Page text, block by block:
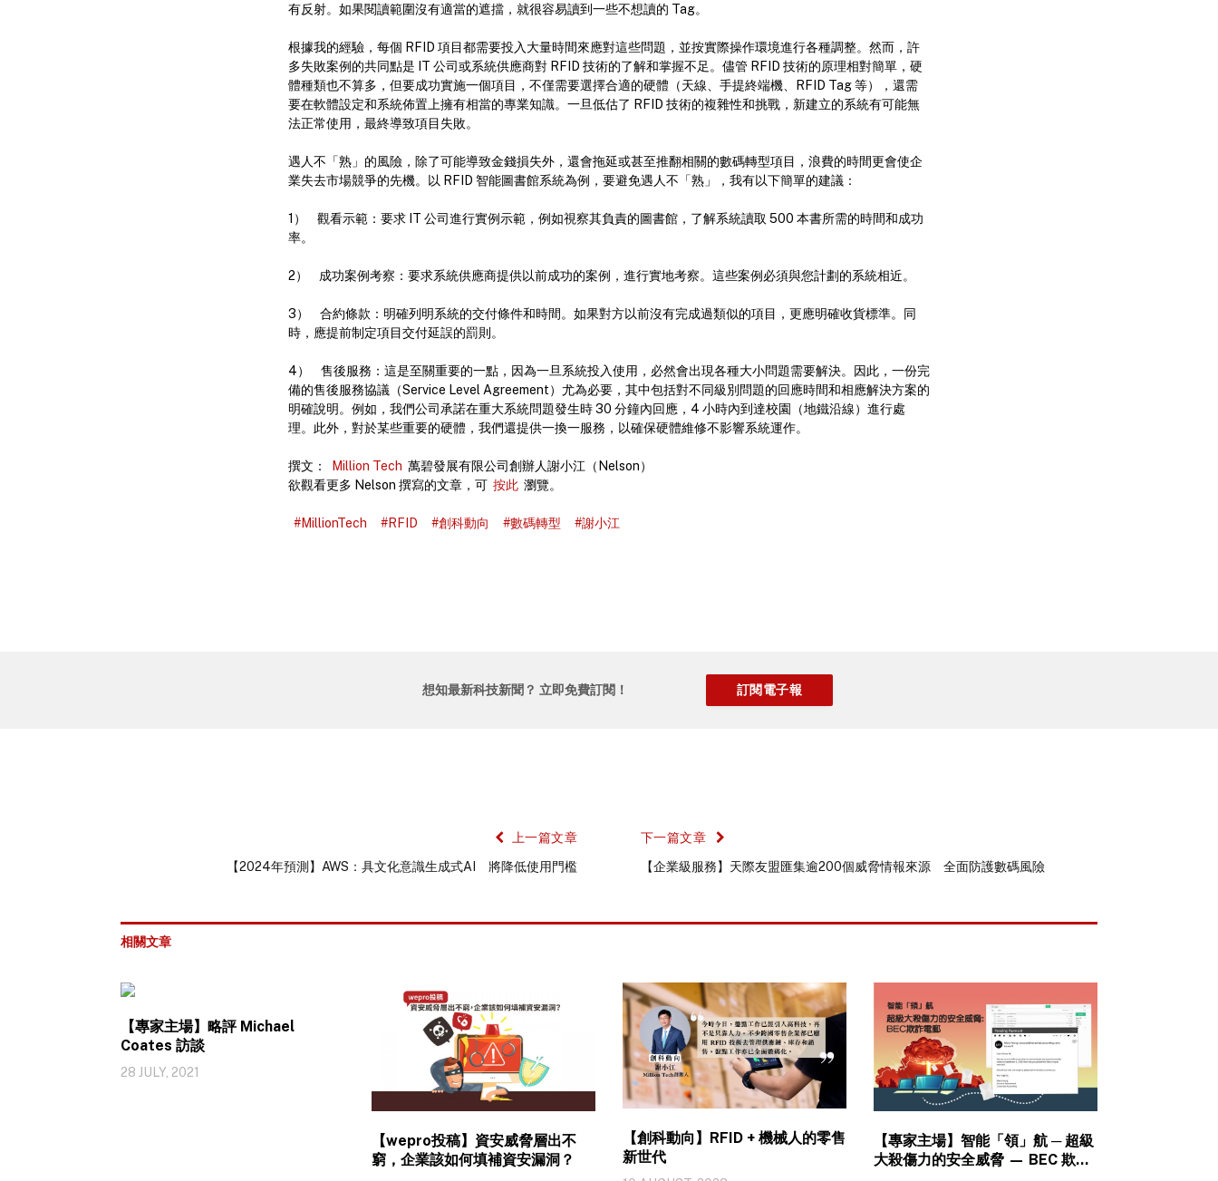
有反射。如果閱讀範圍沒有適當的遮擋，就很容易讀到一些不想讀的 Tag。
根據我的經驗，每個 RFID 項目都需要投入大量時間來應對這些問題，並按實際操作環境進行各種調整。然而，許
多失敗案例的共同點是 IT 公司或系統供應商對 RFID 技術的了解和掌握不足。儘管 RFID 技術的原理相對簡單，硬
體種類也不算多，但要成功實施一個項目，不僅需要選擇合適的硬體（天線、手提終端機、RFID Tag 等），還需
要在軟體設定和系統佈置上擁有相當的專業知識。一旦低估了 RFID 技術的複雜性和挑戰，新建立的系統有可能無
法正常使用，最終導致項目失敗。
遇人不「熟」的風險，除了可能導致金錢損失外，還會拖延或甚至推翻相關的數碼轉型項目，浪費的時間更會使企
業失去市場競爭的先機。以 RFID 智能圖書館系統為例，要避免遇人不「熟」，我有以下簡單的建議：
1） 觀看示範：要求 IT 公司進行實例示範，例如視察其負責的圖書館，了解系統讀取 500 本書所需的時間和成功
率。
2） 成功案例考察：要求系統供應商提供以前成功的案例，進行實地考察。這些案例必須與您計劃的系統相近。
3） 合約條款：明確列明系統的交付條件和時間。如果對方以前沒有完成過類似的項目，更應明確收貨標準。同
時，應提前制定項目交付延誤的罰則。
4） 售後服務：這是至關重要的一點，因為一旦系統投入使用，必然會出現各種大小問題需要解決。因此，一份完
備的售後服務協議（Service Level Agreement）尤為必要，其中包括對不同級別問題的回應時間和相應解決方案的
明確說明。例如，我們公司承諾在重大系統問題發生時 30 分鐘內回應，4 小時內到達校園（地鐵沿線）進行處
理。此外，對於某些重要的硬體，我們還提供一換一服務，以確保硬體維修不影響系統運作。
撰文： Million Tech 萬碧發展有限公司創辦人謝小江（Nelson）
欲觀看更多 Nelson 撰寫的文章，可 按此 瀏覽。
#MillionTech #RFID #創科動向 #數碼轉型 #謝小江
想知最新科技新聞？ 立即免費訂閱！
上一篇文章
【2024年預測】AWS：具文化意識生成式AI 將降低使用門檻
下一篇文章
【企業級服務】天際友盟匯集逾200個威脅情報來源 全面防護數碼風險
相關文章
【專家主場】略評 Michael
Coates 訪談
28 JULY, 2021
【wepro投稿】資安威脅層出不
窮，企業該如何填補資安漏洞？
【創科動向】RFID + 機械人的零售
新世代
【專家主場】智能「領」航 ─ 超級
大殺傷力的安全威脅 — BEC 欺詐